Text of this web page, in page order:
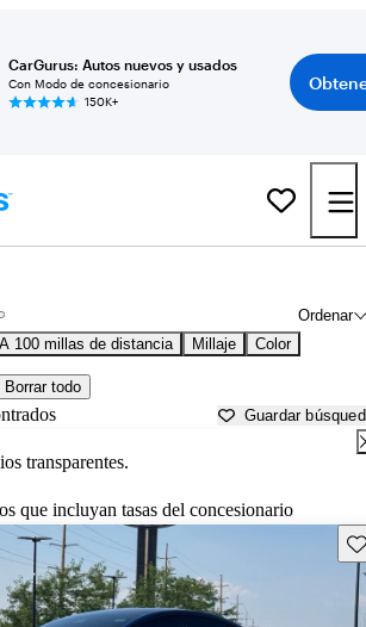
CarGurus: Autos nuevos y usados
Con Modo de concesionario
150K+
Ordenar
A 100 millas de distancia Millaje Color
Borrar todo
Guardar
transparentes.
que incluyan tasas del concesionario